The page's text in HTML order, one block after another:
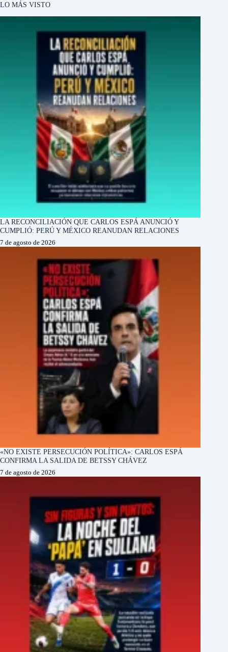
LO MÁS VISTO
LA RECONCILIACIÓN QUE CARLOS ESPÁ ANUNCIÓ Y
CUMPLIÓ: PERÚ Y MÉXICO REANUDAN RELACIONES
7 de agosto de 2026
«NO EXISTE PERSECUCIÓN POLÍTICA»: CARLOS ESPÁ
CONFIRMA LA SALIDA DE BETSSY CHÁVEZ
7 de agosto de 2026